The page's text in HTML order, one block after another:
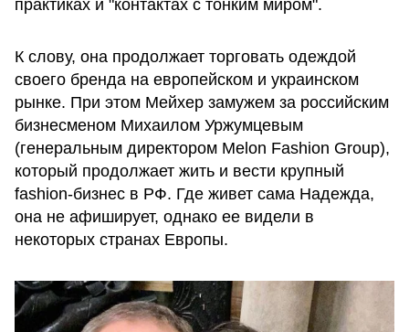
практиках и "контактах с тонким миром".
К слову, она продолжает торговать одеждой
своего бренда на европейском и украинском
рынке. При этом Мейхер замужем за российским
бизнесменом Михаилом Уржумцевым
(генеральным директором Melon Fashion Group),
который продолжает жить и вести крупный
fashion-бизнес в РФ. Где живет сама Надежда,
она не афиширует, однако ее видели в
некоторых странах Европы.